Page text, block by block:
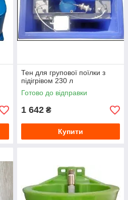
Тен для групової поїлки з
підігрівом 230 л
Готово до відправки
1 642 ₴
Купити